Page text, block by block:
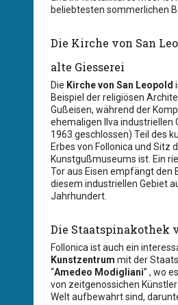
beliebtesten sommerlichen
Die Kirche von San
alte Giesserei
Die Kirche von San Leopold
Beispiel der religiösen
Gußeisen, während der
ehemaligen Ilva industriellen
1963 geschlossen) Teil des
Erbes von Follonica und Sitz
Kunstgußmuseums ist. Ein
Tor aus Eisen empfängt den
diesem industriellen Gebiet
Jahrhundert.
Die Staatspinakothek
Follonica ist auch ein
Kunstzentrum mit der
“Amedeo Modigliani” , wo
von zeitgenossichen
Welt aufbewahrt sind,